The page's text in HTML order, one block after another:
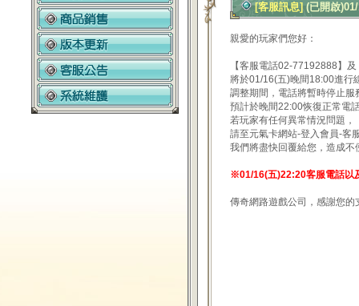
[客服訊息] (已開啟
親愛的玩家們您好：
【客服電話02-77192888】
將於01/16(五)晚間18:00進行
調整期間，電話將暫時停止
預計於晚間22:00恢復正常電
若玩家有任何異常情況問題，
請至元氣卡網站-登入會員-客
我們將盡快回覆給您，造成不
※01/16(五)22:20客服電話以
傳奇網路遊戲公司，感謝您的